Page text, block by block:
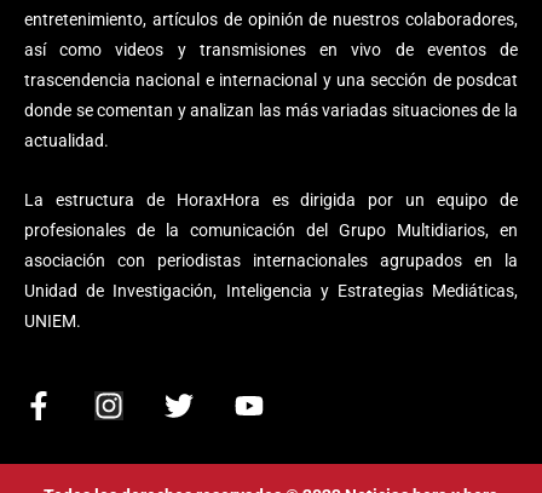
entretenimiento, artículos de opinión de nuestros colaboradores,
así como videos y transmisiones en vivo de eventos de
trascendencia nacional e internacional y una sección de posdcat
donde se comentan y analizan las más variadas situaciones de la
actualidad.
La estructura de HoraxHora es dirigida por un equipo de
profesionales de la comunicación del Grupo Multidiarios, en
asociación con periodistas internacionales agrupados en la
Unidad de Investigación, Inteligencia y Estrategias Mediáticas,
UNIEM.
F
a
c
I
n
s
T
i
Y
u